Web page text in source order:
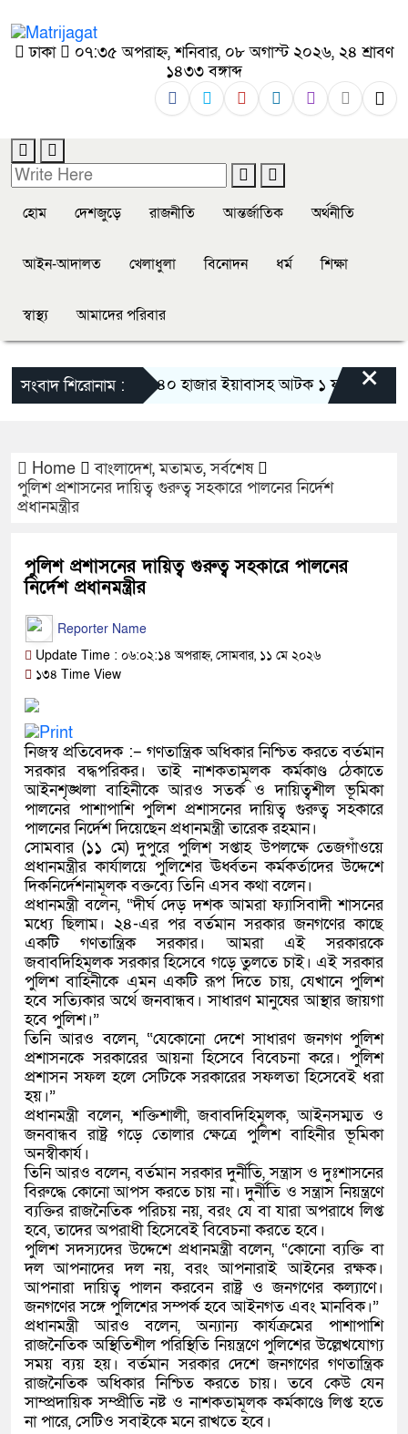
ঢাকা
০৭:৩৫ অপরাহ্ন, শনিবার, ০৮ অগাস্ট ২০২৬, ২৪ শ্রাবণ
১৪৩৩ বঙ্গাব্দ
হোম দেশজুড়ে রাজনীতি আন্তর্জাতিক অর্থনীতি
আইন-আদালত খেলাধুলা বিনোদন ধর্ম শিক্ষা
স্বাস্থ্য আমাদের পরিবার
সংবাদ শিরোনাম :
উখিয়ায় নদীপথে ৪০ হাজার ইয়াবাসহ আটক ১ ফরহাদ রহমান
×
Home বাংলাদেশ,মতামত,সর্বশেষ
পুলিশ প্রশাসনের দায়িত্ব গুরুত্ব সহকারে পালনের নির্দেশ
প্রধানমন্ত্রীর
পুলিশ প্রশাসনের দায়িত্ব গুরুত্ব সহকারে পালনের
নির্দেশ প্রধানমন্ত্রীর
Reporter Name
Update Time : ০৬:০২:১৪ অপরাহ্ন, সোমবার, ১১ মে ২০২৬
১৩৪ Time View
নিজস্ব প্রতিবেদক :– গণতান্ত্রিক অধিকার নিশ্চিত করতে বর্তমান
সরকার বদ্ধপরিকর। তাই নাশকতামূলক কর্মকাণ্ড ঠেকাতে
আইনশৃঙ্খলা বাহিনীকে আরও সতর্ক ও দায়িত্বশীল ভূমিকা
পালনের পাশাপাশি পুলিশ প্রশাসনের দায়িত্ব গুরুত্ব সহকারে
পালনের নির্দেশ দিয়েছেন প্রধানমন্ত্রী তারেক রহমান।
সোমবার (১১ মে) দুপুরে পুলিশ সপ্তাহ উপলক্ষে তেজগাঁওয়ে
প্রধানমন্ত্রীর কার্যালয়ে পুলিশের ঊর্ধ্বতন কর্মকর্তাদের উদ্দেশে
দিকনির্দেশনামূলক বক্তব্যে তিনি এসব কথা বলেন।
প্রধানমন্ত্রী বলেন, “দীর্ঘ দেড় দশক আমরা ফ্যাসিবাদী শাসনের
মধ্যে ছিলাম। ২৪-এর পর বর্তমান সরকার জনগণের কাছে
একটি গণতান্ত্রিক সরকার। আমরা এই সরকারকে
জবাবদিহিমূলক সরকার হিসেবে গড়ে তুলতে চাই। এই সরকার
পুলিশ বাহিনীকে এমন একটি রূপ দিতে চায়, যেখানে পুলিশ
হবে সত্যিকার অর্থে জনবান্ধব। সাধারণ মানুষের আস্থার জায়গা
হবে পুলিশ।”
তিনি আরও বলেন, “যেকোনো দেশে সাধারণ জনগণ পুলিশ
প্রশাসনকে সরকারের আয়না হিসেবে বিবেচনা করে। পুলিশ
প্রশাসন সফল হলে সেটিকে সরকারের সফলতা হিসেবেই ধরা
হয়।”
প্রধানমন্ত্রী বলেন, শক্তিশালী, জবাবদিহিমূলক, আইনসম্মত ও
জনবান্ধব রাষ্ট্র গড়ে তোলার ক্ষেত্রে পুলিশ বাহিনীর ভূমিকা
অনস্বীকার্য।
তিনি আরও বলেন, বর্তমান সরকার দুর্নীতি, সন্ত্রাস ও দুঃশাসনের
বিরুদ্ধে কোনো আপস করতে চায় না। দুর্নীতি ও সন্ত্রাস নিয়ন্ত্রণে
ব্যক্তির রাজনৈতিক পরিচয় নয়, বরং যে বা যারা অপরাধে লিপ্ত
হবে, তাদের অপরাধী হিসেবেই বিবেচনা করতে হবে।
পুলিশ সদস্যদের উদ্দেশে প্রধানমন্ত্রী বলেন, “কোনো ব্যক্তি বা
দল আপনাদের দল নয়, বরং আপনারাই আইনের রক্ষক।
আপনারা দায়িত্ব পালন করবেন রাষ্ট্র ও জনগণের কল্যাণে।
জনগণের সঙ্গে পুলিশের সম্পর্ক হবে আইনগত এবং মানবিক।”
প্রধানমন্ত্রী আরও বলেন, অন্যান্য কার্যক্রমের পাশাপাশি
রাজনৈতিক অস্থিতিশীল পরিস্থিতি নিয়ন্ত্রণে পুলিশের উল্লেখযোগ্য
সময় ব্যয় হয়। বর্তমান সরকার দেশে জনগণের গণতান্ত্রিক
রাজনৈতিক অধিকার নিশ্চিত করতে চায়। তবে কেউ যেন
সাম্প্রদায়িক সম্প্রীতি নষ্ট ও নাশকতামূলক কর্মকাণ্ডে লিপ্ত হতে
না পারে, সেটিও সবাইকে মনে রাখতে হবে।